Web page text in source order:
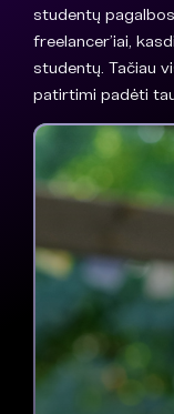
studentų
freelancer’iai,
studentų. Tačiau
patirtimi padėti